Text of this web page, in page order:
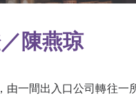
陳燕琼
由一間出入口公司轉往